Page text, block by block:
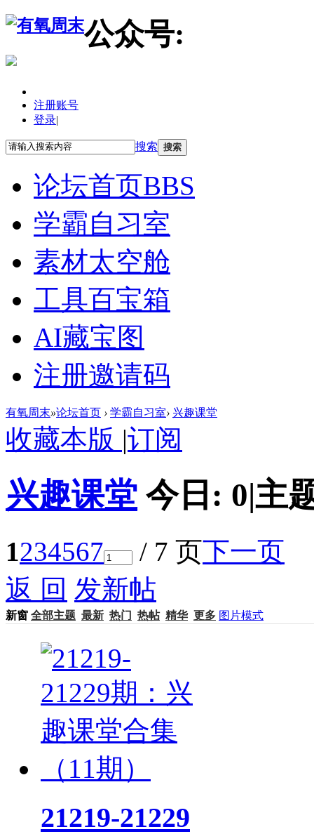
公众号:
注册账号
登录|
搜索 搜索
论坛首页BBS
学霸自习室
素材太空舱
工具百宝箱
AI藏宝图
注册邀请码
有氧周末»论坛首页 › 学霸自习室› 兴趣课堂
收藏本版 |订阅
兴趣课堂 今日: 0|主
1234567 / 7 页下一页
返 回 发新帖
新窗 全部主题 最新 热门 热帖 精华 更多 图片模式
21219-21229